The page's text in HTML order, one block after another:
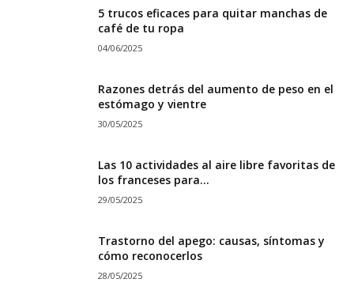
5 trucos eficaces para quitar manchas de
café de tu ropa
04/06/2025
Razones detrás del aumento de peso en el
estómago y vientre
30/05/2025
Las 10 actividades al aire libre favoritas de
los franceses para...
29/05/2025
Trastorno del apego: causas, síntomas y
cómo reconocerlos
28/05/2025